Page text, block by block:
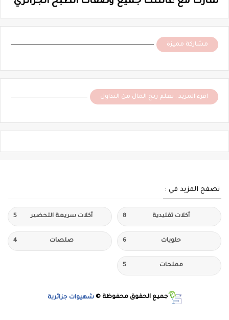
مشاركة مميزة
اقرء المزيد : تعلم ربح المال من التداول
تصفح المزيد في :
أكلات تقليدية 8 أكلات سريعة التحضير 5
حلويات 6 صلصات 4
مملحات 5
جميع الحقوق محفوظة © شهيوات جزائرية